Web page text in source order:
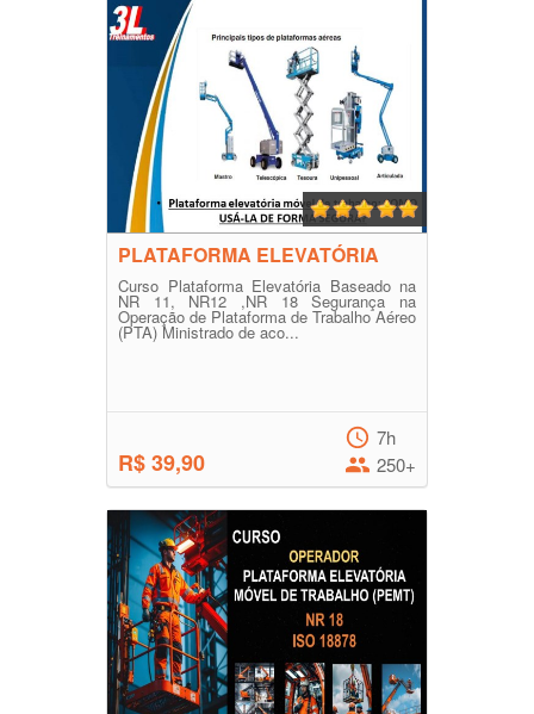
PLATAFORMA ELEVATÓRIA
Curso Plataforma Elevatória Baseado na
NR 11, NR12 ,NR 18 Segurança na
Operação de Plataforma de Trabalho Aéreo
(PTA) Ministrado de aco...
R$ 39,90
7h
250+